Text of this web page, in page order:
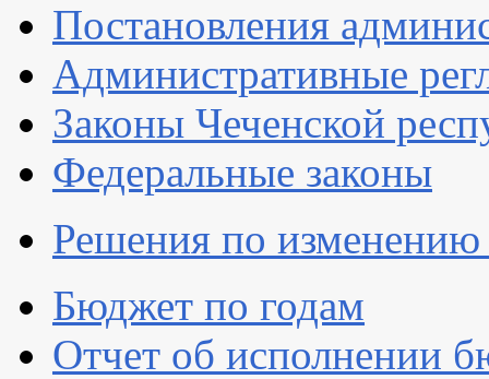
Постановления
Административные
Законы Чеченской
Федеральные законы
Решения по изменению
Бюджет по годам
Отчет об исполнении